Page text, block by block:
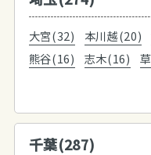
大宮(32) 本川越(20)
熊谷(16)
志木(16)
千葉(287)